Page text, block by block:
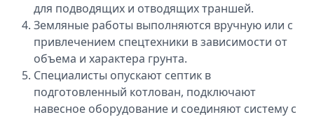
для подводящих и отводящих траншей.
Земляные работы выполняются вручную или с
привлечением спецтехники в зависимости от
объема и характера грунта.
Специалисты опускают септик в
подготовленный котлован, подключают
навесное оборудование и соединяют систему с